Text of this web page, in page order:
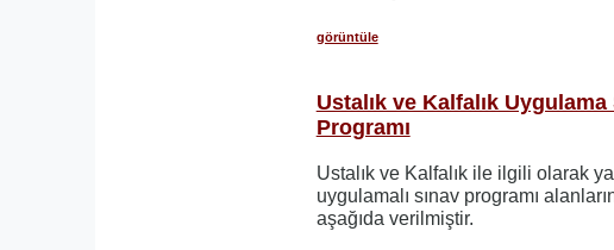
görüntüle
Ustalık ve Kalfalık Uygulama
Programı
Ustalık ve Kalfalık ile ilgili olarak
uygulamalı sınav programı
aşağıda verilmiştir.